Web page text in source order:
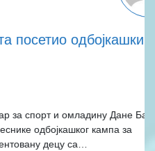
одбојкашки камп
и омладину Дане Баста
кампа за
са…